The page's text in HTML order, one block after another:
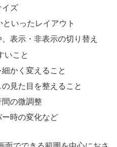
イズ
いったレイアウト
表示・非表示の切り替え
いこと
かく変えること
見た目を整えること
の微調整
時の変化など